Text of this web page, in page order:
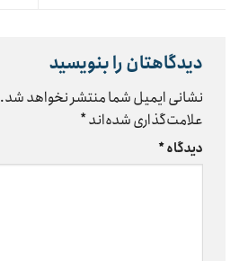
دیدگاهتان را بنویسید
نشانی ایمیل شما منتشر نخواهد شد.
علامت‌گذاری شده‌اند*
دیدگاه*